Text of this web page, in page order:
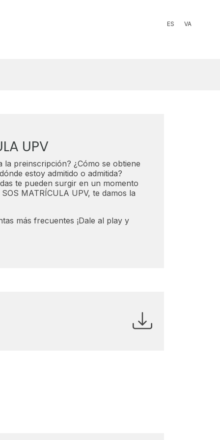
ES VA
UPV
la preinscripción? ¿Cómo se obtiene
estoy admitido o admitida?
te pueden surgir en un momento
MATRÍCULA UPV, te damos la
más frecuentes ¡Dale al play y